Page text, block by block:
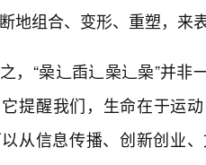
地组合、变形、重塑，来
，“喿辶臿辶喿辶喿”并
提醒我们，生命在于运
从信息传播、创新创业